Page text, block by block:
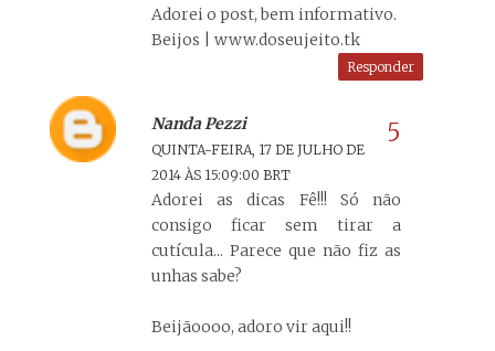
Adorei o post, bem informativo.
Beijos | www.doseujeito.tk
Responder
Nanda Pezzi
QUINTA-FEIRA, 17 DE JULHO DE
2014 ÀS 15:09:00 BRT
Adorei as dicas Fê!!! Só não
consigo ficar sem tirar a
cutícula... Parece que não fiz as
unhas sabe?
Beijãoooo, adoro vir aqui!!